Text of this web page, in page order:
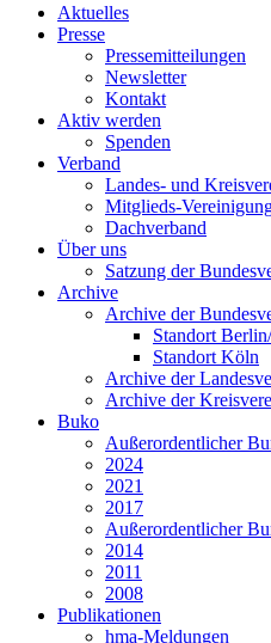
Aktuelles
Presse
Pressemitteilungen
Newsletter
Kontakt
Aktiv werden
Spenden
Verband
Landes- und
Mitglieds-
Dachverband
Über uns
Satzung der
Archive
Archive der
Standort
Standort Köln
Archive der
Archive der
Buko
Außerordentlicher
2024
2021
2017
Außerordentlicher
2014
2011
2008
Publikationen
hma-Meldungen